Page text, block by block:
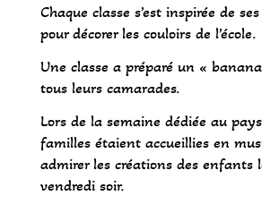
Chaque classe s’est inspirée de
pour décorer les couloirs de l’école.
Une classe a préparé un «
tous leurs camarades.
Lors de la semaine dédiée au
familles étaient accueillies en
admirer les créations des enfants
vendredi soir.